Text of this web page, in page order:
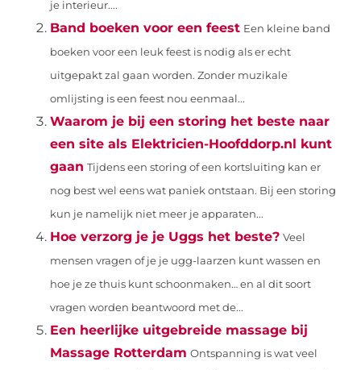
je interieur....
Band boeken voor een feest Een kleine band
boeken voor een leuk feest is nodig als er echt
uitgepakt zal gaan worden. Zonder muzikale
omlijsting is een feest nou eenmaal...
Waarom je bij een storing het beste naar
een site als Elektricien-Hoofddorp.nl kunt
gaan Tijdens een storing of een kortsluiting kan er
nog best wel eens wat paniek ontstaan. Bij een storing
kun je namelijk niet meer je apparaten...
Hoe verzorg je je Uggs het beste? Veel
mensen vragen of je je ugg-laarzen kunt wassen en
hoe je ze thuis kunt schoonmaken… en al dit soort
vragen worden beantwoord met de...
Een heerlijke uitgebreide massage bij
Massage Rotterdam Ontspanning is wat veel